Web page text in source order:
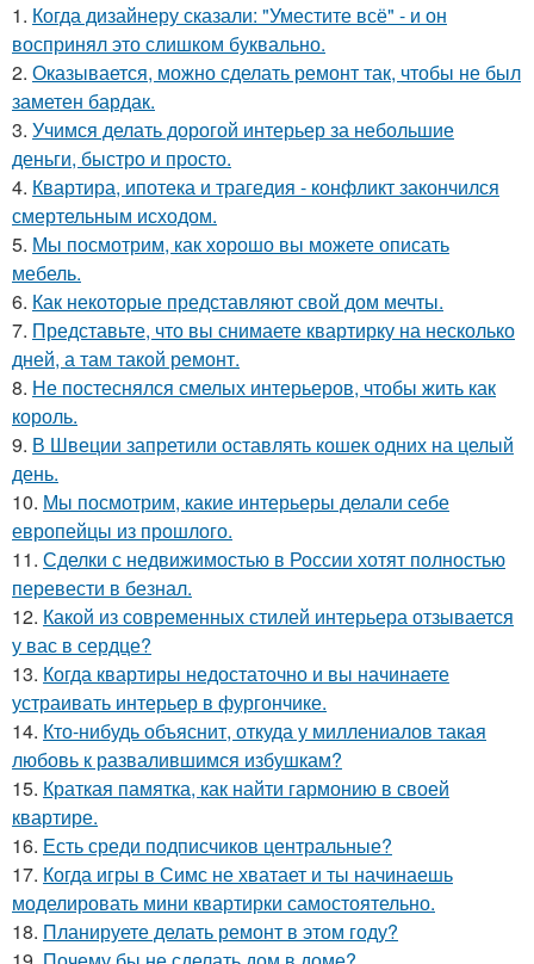
1. Когда дизайнеру сказали: "Уместите всё" - и он
воспринял это слишком буквально.
2. Оказывается, можно сделать ремонт так, чтобы не был
заметен бардак.
3. Учимся делать дорогой интерьер за небольшие
деньги, быстро и просто.
4. Квартира, ипотека и трагедия - конфликт закончился
смертельным исходом.
5. Мы посмотрим, как хорошо вы можете описать
мебель.
6. Как некоторые представляют свой дом мечты.
7. Представьте, что вы снимаете квартирку на несколько
дней, а там такой ремонт.
8. Не постеснялся смелых интерьеров, чтобы жить как
король.
9. В Швеции запретили оставлять кошек одних на целый
день.
10. Мы посмотрим, какие интерьеры делали себе
европейцы из прошлого.
11. Сделки с недвижимостью в России хотят полностью
перевести в безнал.
12. Какой из современных стилей интерьера отзывается
у вас в сердце?
13. Когда квартиры недостаточно и вы начинаете
устраивать интерьер в фургончике.
14. Кто-нибудь объяснит, откуда у миллениалов такая
любовь к развалившимся избушкам?
15. Краткая памятка, как найти гармонию в своей
квартире.
16. Есть среди подписчиков центральные?
17. Когда игры в Симс не хватает и ты начинаешь
моделировать мини квартирки самостоятельно.
18. Планируете делать ремонт в этом году?